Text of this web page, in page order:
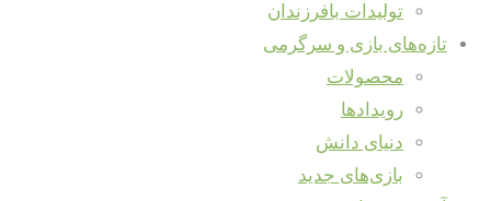
تولیدات بافرزندان
تازه‌های بازی و سرگرمی
محصولات
رویدادها
دنیای دانش
بازی‌های جدید
روانشناسی کودک
مصاحبه با مؤسس برند «دانا» در حاشیه